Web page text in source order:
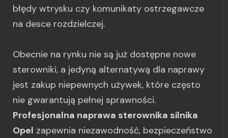
błędy wtrysku czy komunikaty ostrzegawcze
na desce rozdzielczej.
Obecnie na rynku nie są już dostępne nowe
sterowniki, a jedyną alternatywą dla naprawy
jest zakup niepewnych używek, które często
nie gwarantują pełnej sprawności.
Profesjonalna naprawa sterownika silnika
Opel zapewnia niezawodność, bezpieczeństwo